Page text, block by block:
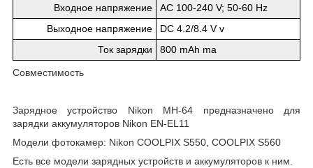
Входное напряжение
AC 100-240 V; 50-60 Hz
Выходное напряжение
DC 4.2/8.4 V v
Ток зарядки
800 mAh ma
Совместимость
Зарядное устройство Nikon MH-64 предназначено для
зарядки аккумуляторов Nikon EN-EL11
Модели фотокамер: Nikon COOLPIX S550, COOLPIX S560
Есть все модели зарядных устройств и аккумуляторов к ним.